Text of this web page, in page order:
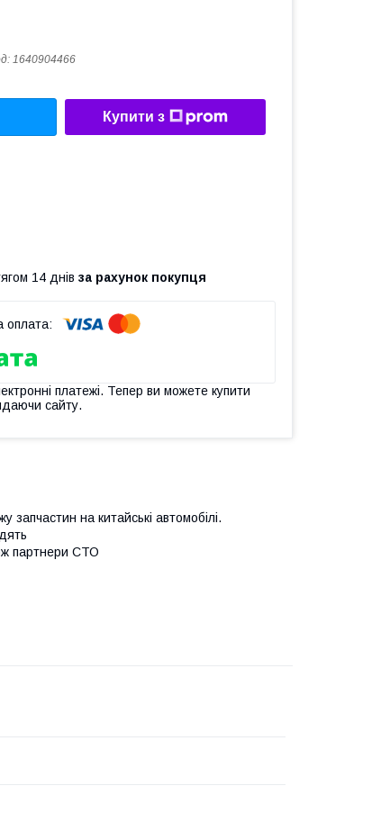
1640904466
Купити з
14 днів за рахунок покупця
платежі. Тепер ви можете купити
сайту.
на китайські автомобілі.
партнери СТО